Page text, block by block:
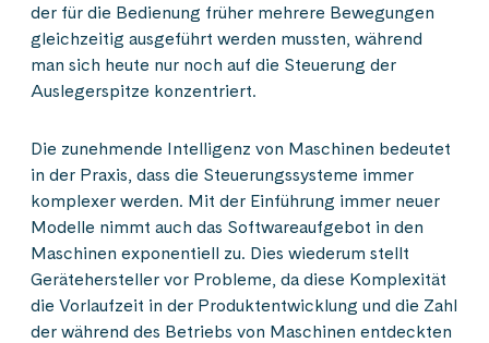
der für die Bedienung früher mehrere Bewegungen
gleichzeitig ausgeführt werden mussten, während
man sich heute nur noch auf die Steuerung der
Auslegerspitze konzentriert.
Die zunehmende Intelligenz von Maschinen bedeutet
in der Praxis, dass die Steuerungssysteme immer
komplexer werden. Mit der Einführung immer neuer
Modelle nimmt auch das Softwareaufgebot in den
Maschinen exponentiell zu. Dies wiederum stellt
Gerätehersteller vor Probleme, da diese Komplexität
die Vorlaufzeit in der Produktentwicklung und die Zahl
der während des Betriebs von Maschinen entdeckten